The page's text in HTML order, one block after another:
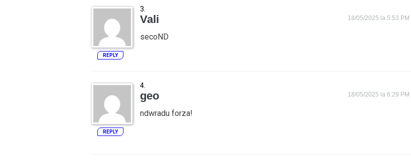
Vali 18/05/2025 la 5:53 PM
secoND
REPLY
geo 18/05/2025 la 6:29 PM
ndwradu forza!
REPLY